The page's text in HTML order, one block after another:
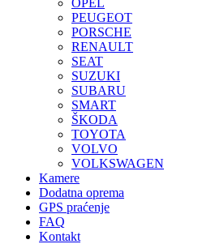
OPEL
PEUGEOT
PORSCHE
RENAULT
SEAT
SUZUKI
SUBARU
SMART
ŠKODA
TOYOTA
VOLVO
VOLKSWAGEN
Kamere
Dodatna oprema
GPS praćenje
FAQ
Kontakt